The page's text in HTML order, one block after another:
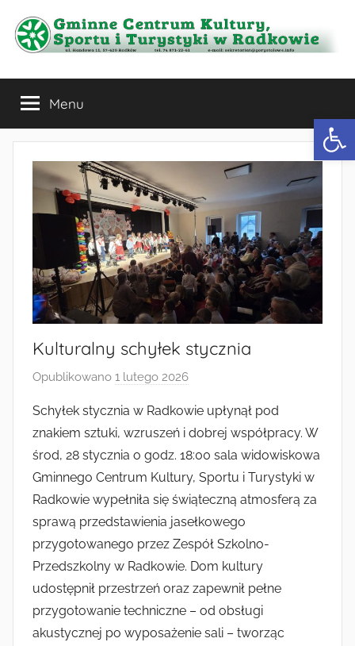
treści
Gminne
Centrum
Kultury,
Sportu
Turystyki
w
Radkowie
Menu
Kulturalny schyłek stycznia
Opublikowano 1 lutego 2026
z
e
z
a
d
m
i
n
Schyłek stycznia w Radkowie upłynął pod
znakiem sztuki, wzruszeń i dobrej współpracy. W
środ, 28 stycznia o godz. 18:00 sala widowiskowa
Gminnego Centrum Kultury, Sportu i Turystyki w
Radkowie wypełniła się świąteczną atmosferą za
sprawą przedstawienia jasełkowego
przygotowanego przez Zespół Szkolno-
Przedszkolny w Radkowie. Dom kultury
udostępnił przestrzeń oraz zapewnił pełne
przygotowanie techniczne – od obsługi
akustycznej po wyposażenie sali – tworząc